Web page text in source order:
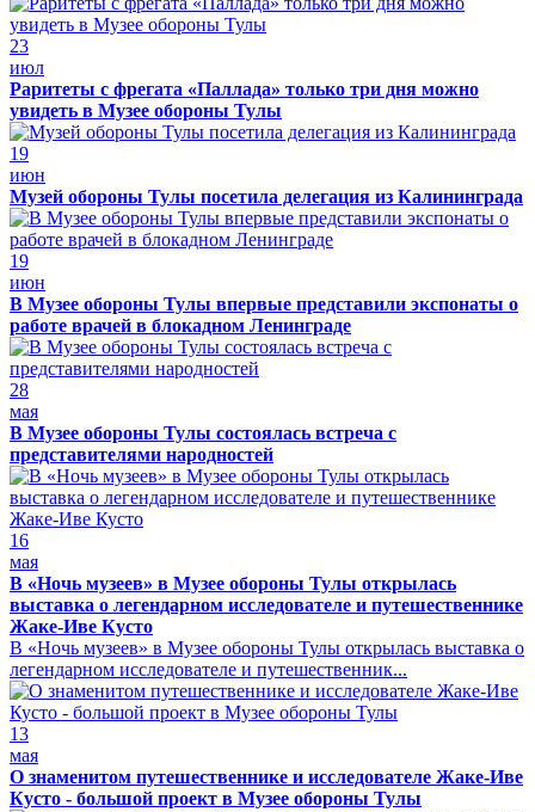
23
июл
Раритеты с фрегата «Паллада» только три дня можно
увидеть в Музее обороны Тулы
19
июн
Музей обороны Тулы посетила делегация из Калининграда
19
июн
В Музее обороны Тулы впервые представили экспонаты о
работе врачей в блокадном Ленинграде
28
мая
В Музее обороны Тулы состоялась встреча с
представителями народностей
16
мая
В «Ночь музеев» в Музее обороны Тулы открылась
выставка о легендарном исследователе и путешественнике
Жаке-Иве Кусто
В «Ночь музеев» в Музее обороны Тулы открылась выставка о
легендарном исследователе и путешественник...
13
мая
О знаменитом путешественнике и исследователе Жаке-Иве
Кусто - большой проект в Музее обороны Тулы